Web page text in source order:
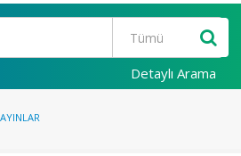
Detaylı Arama